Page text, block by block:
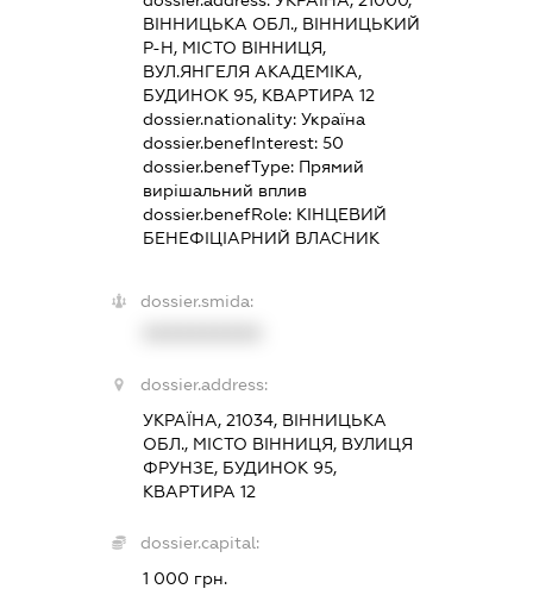
ВІННИЦЬКА ОБЛ., ВІННИЦЬКИЙ
Р-Н, МІСТО ВІННИЦЯ,
ВУЛ.ЯНГЕЛЯ АКАДЕМІКА,
БУДИНОК 95, КВАРТИРА 12
dossier.nationality: Україна
dossier.benefInterest: 50
dossier.benefType: Прямий
вирішальний вплив
dossier.benefRole: КІНЦЕВИЙ
БЕНЕФІЦІАРНИЙ ВЛАСНИК
dossier.smida:
dossier.address:
УКРАЇНА, 21034, ВІННИЦЬКА
ОБЛ., МІСТО ВІННИЦЯ, ВУЛИЦЯ
ФРУНЗЕ, БУДИНОК 95,
КВАРТИРА 12
dossier.capital:
1 000 грн.